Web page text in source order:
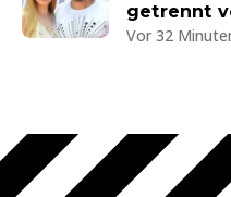
getrennt
Vor 32